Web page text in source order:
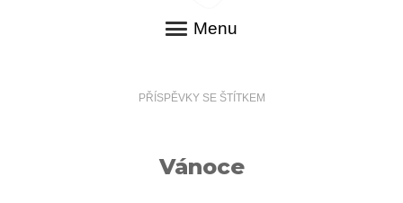
Menu
PŘÍSPĚVKY SE ŠTÍTKEM
Vánoce